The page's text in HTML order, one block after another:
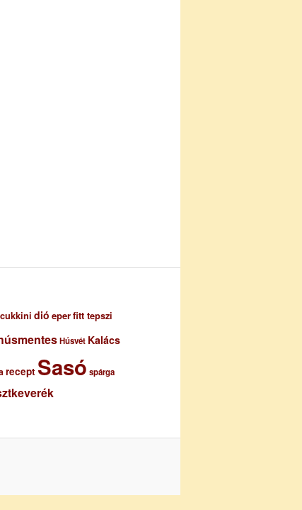
cukkini dió eperfitt tepszi
Húsvét Kalács
recept Sasó spárga